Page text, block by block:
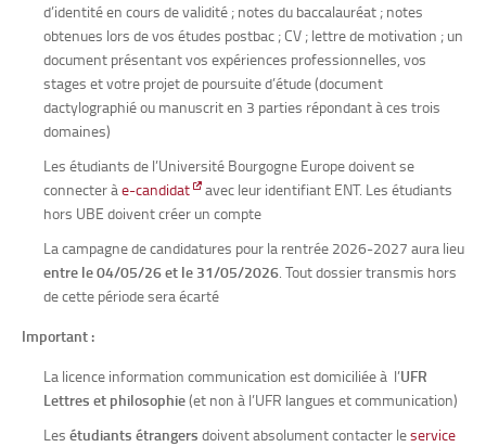
d’identité en cours de validité ; notes du baccalauréat ; notes
obtenues lors de vos études postbac ; CV ; lettre de motivation ; un
document présentant vos expériences professionnelles, vos
stages et votre projet de poursuite d’étude (document
dactylographié ou manuscrit en 3 parties répondant à ces trois
domaines)
Les étudiants de l’Université Bourgogne Europe doivent se
connecter àe-candidat
avec leur identifiant ENT. Les étudiants
hors UBE doivent créer un compte
La campagne de candidatures pour la rentrée 2026-2027 aura lieu
entre le 04/05/26 et le 31/05/2026. Tout dossier transmis hors
de cette période sera écarté
Important :
La licence information communication est domiciliée à l’UFR
Lettres et philosophie(et non à l’UFR langues et communication)
Les étudiants étrangers doivent absolument contacter leservice